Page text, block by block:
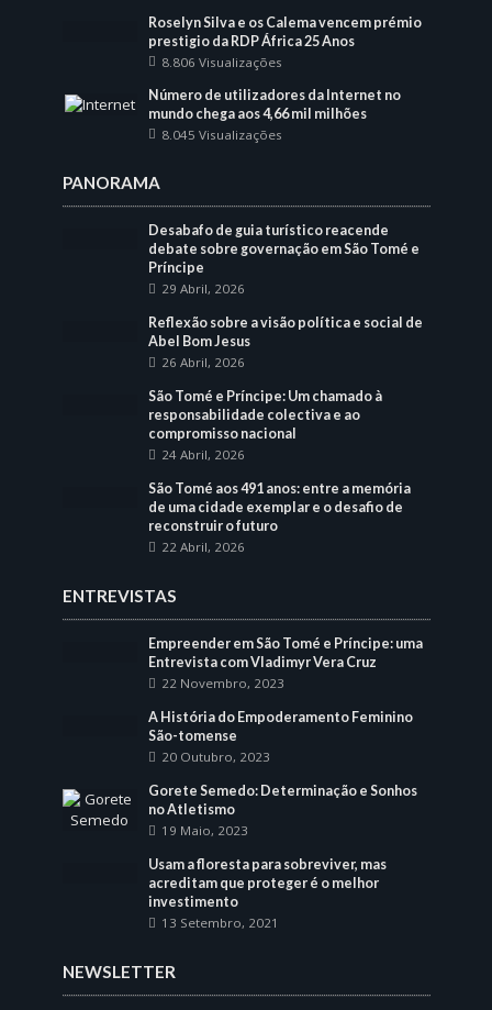
Roselyn Silva e os Calema vencem prémio
prestigio da RDP África 25 Anos
8.806 Visualizações
Número de utilizadores da Internet no
mundo chega aos 4,66 mil milhões
8.045 Visualizações
PANORAMA
Desabafo de guia turístico reacende
debate sobre governação em São Tomé e
Príncipe
29 Abril, 2026
Reflexão sobre a visão política e social de
Abel Bom Jesus
26 Abril, 2026
São Tomé e Príncipe: Um chamado à
responsabilidade colectiva e ao
compromisso nacional
24 Abril, 2026
São Tomé aos 491 anos: entre a memória
de uma cidade exemplar e o desafio de
reconstruir o futuro
22 Abril, 2026
ENTREVISTAS
Empreender em São Tomé e Príncipe: uma
Entrevista com Vladimyr Vera Cruz
22 Novembro, 2023
A História do Empoderamento Feminino
São-tomense
20 Outubro, 2023
Gorete Semedo: Determinação e Sonhos
no Atletismo
19 Maio, 2023
Usam a floresta para sobreviver, mas
acreditam que proteger é o melhor
investimento
13 Setembro, 2021
NEWSLETTER